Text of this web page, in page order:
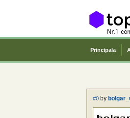
Principala
#0 by